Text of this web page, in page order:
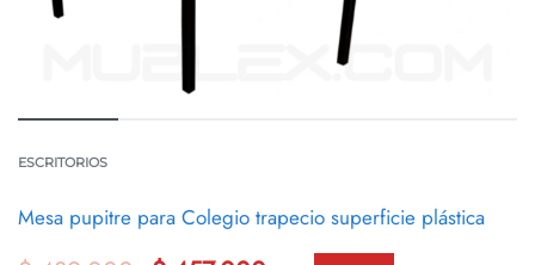
ESCRITORIOS
Mesa pupitre para Colegio trapecio superficie plástica